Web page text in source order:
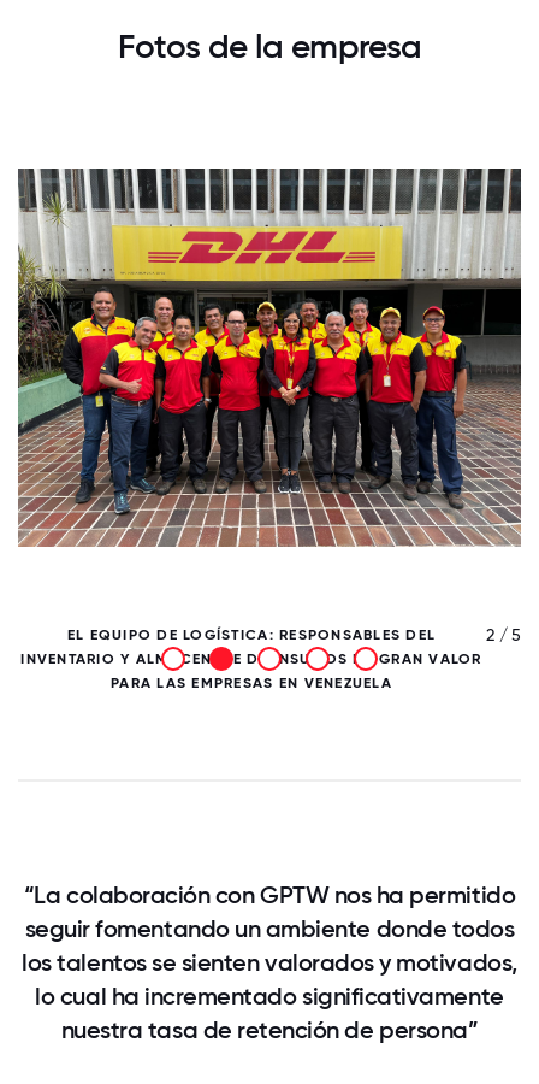
Fotos de la empresa
EL EQUIPO DE LOGÍSTICA: RESPONSABLES DEL
INVENTARIO Y ALMACENAJE DE INSUMOS DE GRAN VALOR
PARA LAS EMPRESAS EN VENEZUELA
2 / 5
“La colaboración con GPTW nos ha permitido
seguir fomentando un ambiente donde todos
los talentos se sienten valorados y motivados,
lo cual ha incrementado significativamente
nuestra tasa de retención de persona”